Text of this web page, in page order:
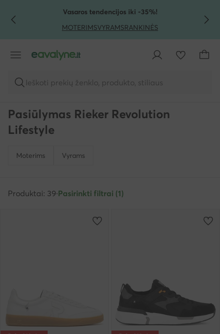
PEREITI PRIE PAGRINDINIO TURINIO
PEREITI Į PAIEŠKĄVasaros tendencijos iki -35%!
MOTERIMSVYRAMSRANKINĖS
Ieškoti prekių ženklo, produkto, stiliaus
Pasiūlymas Rieker Revolution
Lifestyle
Moterims Vyrams
Produktai: 39·Pasirinkti filtrai (1)